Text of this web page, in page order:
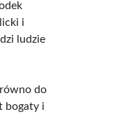
i
ludzie
do
bogaty i